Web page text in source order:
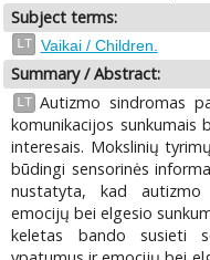
Subject terms:
LT Vaikai / Children.
Summary / Abstract:
LT Autizmo sindromas
komunikacijos sunkumais
interesais. Mokslinių
būdingi sensorinės
nustatyta, kad autizmo
emocijų bei elgesio
keletas bando susieti